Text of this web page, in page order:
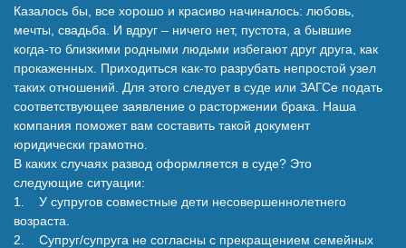
Казалось бы, все хорошо и красиво начиналось: любовь,
мечты, свадьба. И вдруг – ничего нет, пустота, а бывшие
когда-то близкими родными людьми избегают друг друга, как
прокаженных. Приходиться как-то разрубать непростой узел
таких отношений. Для этого следует в суде или ЗАГСе подать
соответствующее заявление о расторжении брака. Наша
компания поможет вам составить такой документ
юридически грамотно.
В каких случаях развод оформляется в суде? Это
следующие ситуации:
1. У супругов совместные дети несовершеннолетнего
возраста.
2. Супруг/супруга не согласны с прекращением семейных